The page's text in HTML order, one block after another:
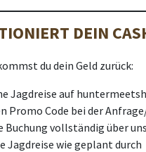
DEIN
du dein Geld zurück:
Jagdreise auf
Promo Code bei der
Buchung vollständig über
Jagdreise wie geplant durch